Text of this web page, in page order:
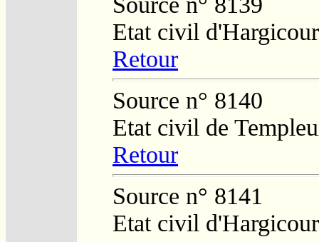
Etat civil
Retour
Source n° 8140
Etat civil de
Retour
Source n° 8141
Etat civil